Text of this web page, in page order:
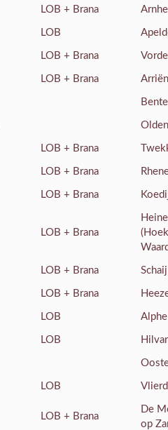
LOB + Brana
LOB
LOB + Brana
LOB + Brana
LOB + Brana
LOB + Brana
LOB + Brana
LOB + Brana
LOB + Brana
LOB + Brana
LOB
LOB
LOB
LOB + Brana
De
op